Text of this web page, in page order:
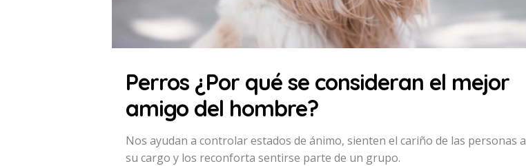
Perros ¿Por qué se consideran el mejor
amigo del hombre?
Nos ayudan a controlar estados de ánimo, sienten el cariño de las personas a
su cargo y los reconforta sentirse parte de un grupo.